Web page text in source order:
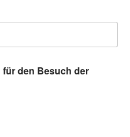
den Besuch der